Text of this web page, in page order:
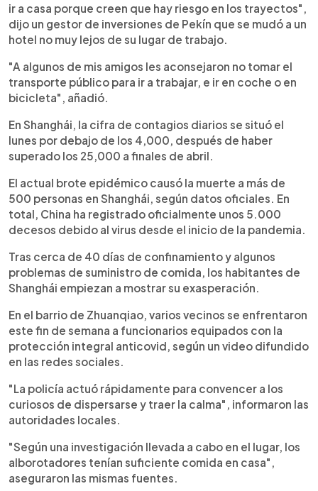
ir a casa porque creen que hay riesgo en los trayectos",
dijo un gestor de inversiones de Pekín que se mudó a un
hotel no muy lejos de su lugar de trabajo.
"A algunos de mis amigos les aconsejaron no tomar el
transporte público para ir a trabajar, e ir en coche o en
bicicleta", añadió.
En Shanghái, la cifra de contagios diarios se situó el
lunes por debajo de los 4,000, después de haber
superado los 25,000 a finales de abril.
El actual brote epidémico causó la muerte a más de
500 personas en Shanghái, según datos oficiales. En
total, China ha registrado oficialmente unos 5.000
decesos debido al virus desde el inicio de la pandemia.
Tras cerca de 40 días de confinamiento y algunos
problemas de suministro de comida, los habitantes de
Shanghái empiezan a mostrar su exasperación.
En el barrio de Zhuanqiao, varios vecinos se enfrentaron
este fin de semana a funcionarios equipados con la
protección integral anticovid, según un video difundido
en las redes sociales.
"La policía actuó rápidamente para convencer a los
curiosos de dispersarse y traer la calma", informaron las
autoridades locales.
"Según una investigación llevada a cabo en el lugar, los
alborotadores tenían suficiente comida en casa",
aseguraron las mismas fuentes.